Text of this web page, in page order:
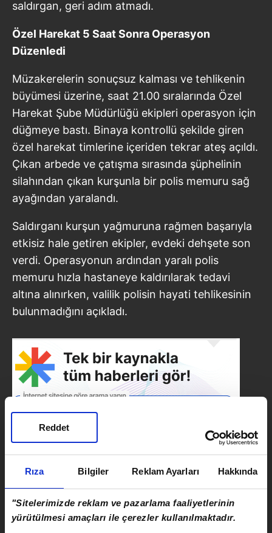
Rıza Bilgiler Reklam Ayarları Hakkında
"Sitelerimizde reklam ve pazarlama faaliyetlerinin
yürütülmesi amaçları ile çerezler kullanılmaktadır.
Reddet
saldırgan, geri adım atmadı.
Özel Harekat 5 Saat Sonra Operasyon
Düzenledi
Müzakerelerin sonuçsuz kalması ve tehlikenin
büyümesi üzerine, saat 21.00 sıralarında Özel
Harekat Şube Müdürlüğü ekipleri operasyon için
düğmeye bastı. Binaya kontrollü şekilde giren
özel harekat timlerine içeriden tekrar ateş açıldı.
Çıkan arbede ve çatışma sırasında şüphelinin
silahından çıkan kurşunla bir polis memuru sağ
ayağından yaralandı.
Saldırganı kurşun yağmuruna rağmen başarıyla
etkisiz hale getiren ekipler, evdeki dehşete son
verdi. Operasyonun ardından yaralı polis
memuru hızla hastaneye kaldırılarak tedavi
altına alınırken, valilik polisin hayati tehlikesinin
bulunmadığını açıkladı.
SONRAKİ HABER
Feci kaza: İş makinesi 20 metrelik